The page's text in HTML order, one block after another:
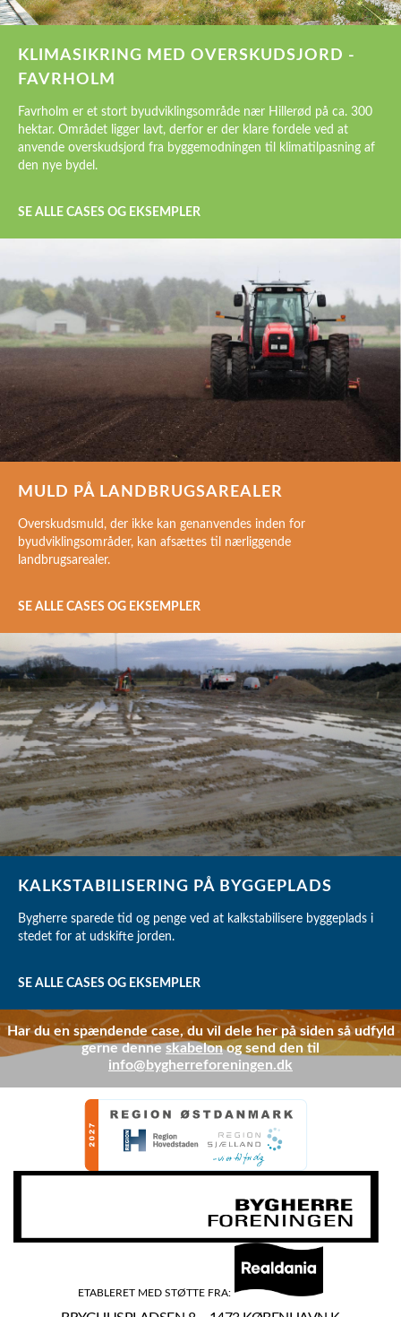
KLIMASIKRING MED OVERSKUDSJORD -
FAVRHOLM
Favrholm er et stort byudviklingsområde nær Hillerød på ca. 300
hektar. Området ligger lavt, derfor er der klare fordele ved at
anvende overskudsjord fra byggemodningen til klimatilpasning af
den nye bydel.
SE ALLE CASES OG EKSEMPLER
MULD PÅ LANDBRUGSAREALER
Overskudsmuld, der ikke kan genanvendes inden for
byudviklingsområder, kan afsættes til nærliggende
landbrugsarealer.
SE ALLE CASES OG EKSEMPLER
KALKSTABILISERING PÅ BYGGEPLADS
Bygherre sparede tid og penge ved at kalkstabilisere byggeplads i
stedet for at udskifte jorden.
SE ALLE CASES OG EKSEMPLER
Har du en spændende case, du vil dele her på siden så udfyld
gerne denneskabelonog send den til
info@bygherreforeningen.dk
ETABLERET MED STØTTE FRA: